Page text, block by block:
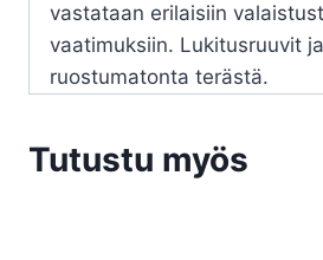
vastataan erilaisiin
vaatimuksiin. Lukitusruuvit
ruostumatonta terästä.
Tutustu myös